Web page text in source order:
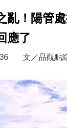
亂！陽管
應了
文／品觀點